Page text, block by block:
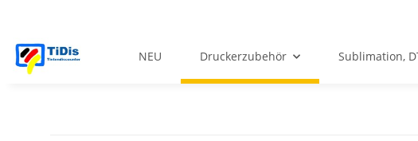
NEU Druckerzubehör Sublimation,